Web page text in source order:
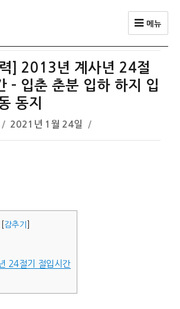
메뉴
] 2013년 계사년 24절
– 입춘 춘분 입하 하지 입
동지
작
성
2021년 1월 24일
감추기
24절기 절입시간